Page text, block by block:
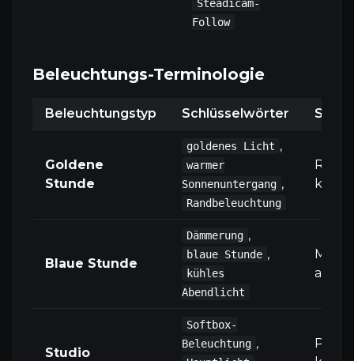
Steadicam-
Follow
Beleuchtungs-Terminologie
Beleuchtungstyp Schlüsselwörter
Goldene
Stunde
goldenes Licht ,
warmer
Sonnenuntergang ,
Randbeleuchtung
Blaue Stunde
Dämmerung ,
blaue Stunde ,
kühles
Abendlicht
Studio
Softbox-
Beleuchtung ,